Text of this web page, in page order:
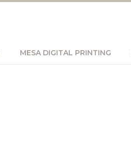
MESA DIGITAL PRINTING